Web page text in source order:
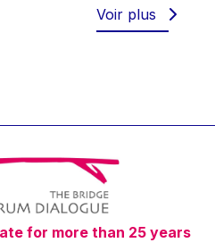
Silva Caldeira
Voir plus
for more than 25 years